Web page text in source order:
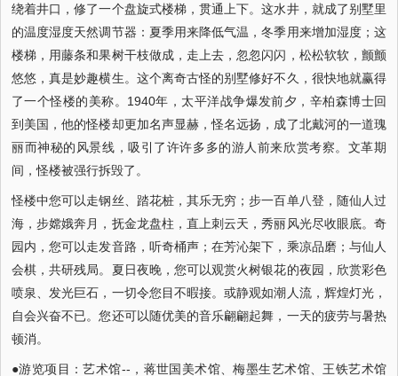
绕着井口，修了一个盘旋式楼梯，贯通上下。这水井，就成了别墅里
的温度湿度天然调节器：夏季用来降低气温，冬季用来增加湿度；这
楼梯，用藤条和果树干枝做成，走上去，忽忽闪闪，松松软软，颤颤
悠悠，真是妙趣横生。这个离奇古怪的别墅修好不久，很快地就赢得
了一个怪楼的美称。1940年，太平洋战争爆发前夕，辛柏森博士回
到美国，他的怪楼却更加名声显赫，怪名远扬，成了北戴河的一道瑰
丽而神秘的风景线，吸引了许许多多的游人前来欣赏考察。文革期
间，怪楼被强行拆毁了。
怪楼中您可以走钢丝、踏花桩，其乐无穷；步一百单八登，随仙人过
海，步嫦娥奔月，抚金龙盘柱，直上刺云天，秀丽风光尽收眼底。奇
园内，您可以走发音路，听奇桶声；在芳沁架下，乘凉品磨；与仙人
会棋，共研残局。夏日夜晚，您可以观赏火树银花的夜园，欣赏彩色
喷泉、发光巨石，一切令您目不暇接。或静观如潮人流，辉煌灯光，
自会兴奋不已。您还可以随优美的音乐翩翩起舞，一天的疲劳与暑热
顿消。
●游览项目：艺术馆--，蒋世国美术馆、梅墨生艺术馆、王铁艺术馆